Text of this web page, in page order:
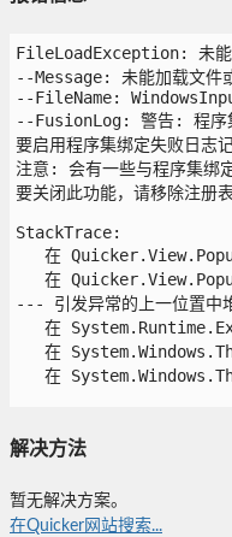
FileLoadException: 未能
--Message: 未能加载文
--FileName:
--FusionLog: 警告: 程序集
要启用程序集绑定失败日
注意: 会有一些与程序集绑
要关闭此功能，请移除注
StackTrace:
在
在
--- 引发异常的上一位置中
在
在
在
解决方法
暂无解决方案。
在Quicker网站搜索...